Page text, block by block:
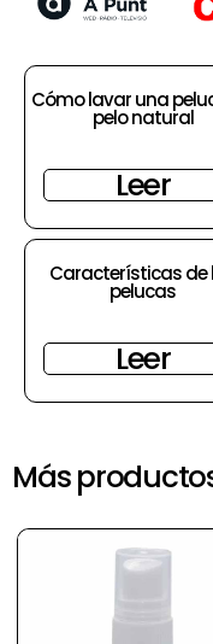
Cómo lavar una
pelo natural
Leer
Características de
pelucas
Leer
Más